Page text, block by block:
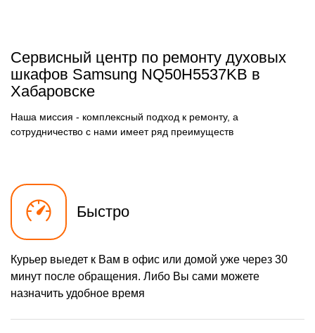
Сервисный центр по ремонту духовых
шкафов Samsung NQ50H5537KB в
Хабаровске
Наша миссия - комплексный подход к ремонту, а
сотрудничество с нами имеет ряд преимуществ
Быстро
Курьер выедет к Вам в офис или домой уже через 30
минут после обращения. Либо Вы сами можете
назначить удобное время